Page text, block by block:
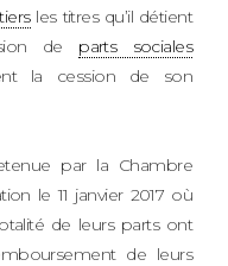
tiersles titres qu’il détient
de parts sociales
la cession de son
par la Chambre
le 11 janvier 2017 où
de leurs parts ont
de leurs